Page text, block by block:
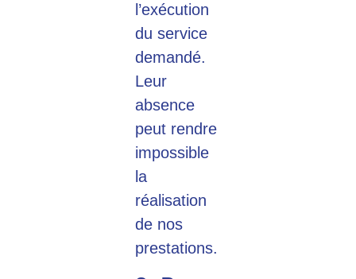
l’exécution
du service
demandé.
Leur
absence
peut rendre
impossible
la
réalisation
de nos
prestations.